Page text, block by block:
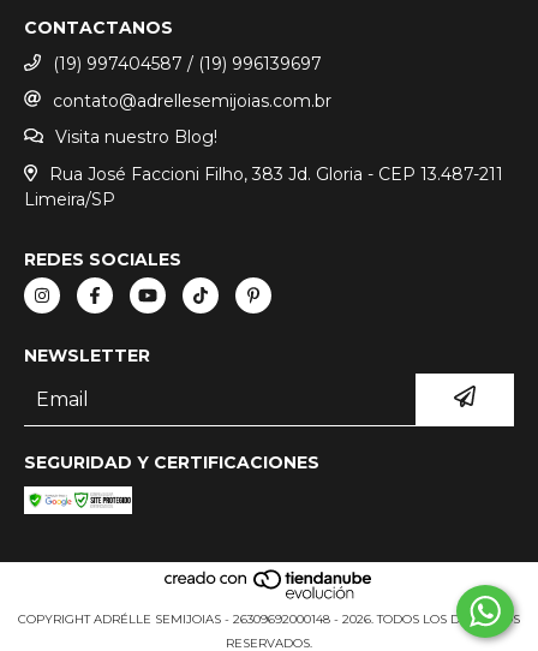
CONTACTANOS
(19) 997404587 / (19) 996139697
contato@adrellesemijoias.com.br
Visita nuestro Blog!
Rua José Faccioni Filho, 383 Jd. Gloria - CEP 13.487-211
Limeira/SP
REDES SOCIALES
NEWSLETTER
SEGURIDAD Y CERTIFICACIONES
COPYRIGHT ADRÉLLE SEMIJOIAS - 26309692000148 - 2026. TODOS LOS DERECHOS
RESERVADOS.